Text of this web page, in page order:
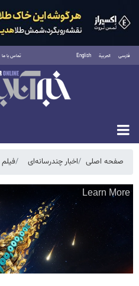
فارسی العربية English تماس با ما
دوشنبه ۱۹ مرداد ۱۴۰۵
صفحه اصلی اخبار چندرسانه‌ای فیلم